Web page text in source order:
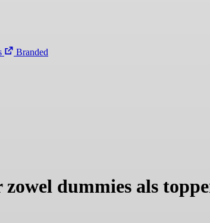
Branded
dummies als